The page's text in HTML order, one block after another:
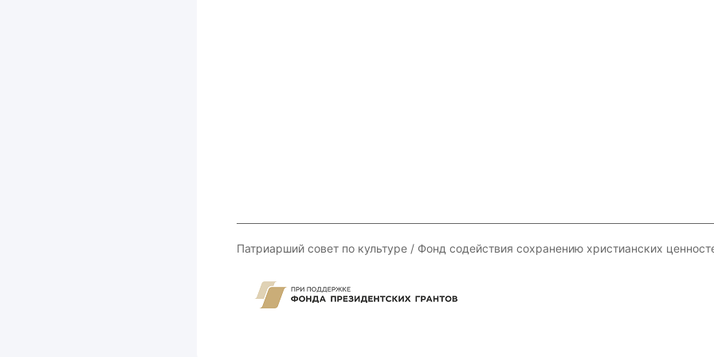
Патриарший совет по культуре / Фонд содействия сохранению христианских